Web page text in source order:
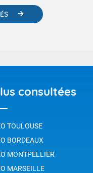
consultées
TOULOUSE
BORDEAUX
MONTPELLIER
MARSEILLE